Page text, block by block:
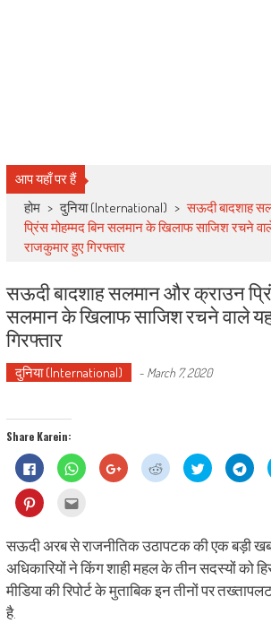
आप यहाँ पर हैं
होम > दुनिया (International) > सऊदी बादशाह
प्रिंस मोहम्मद बिन सलमान के खिलाफ साजिश रचने
राजकुमार हुए गिरफ्तार
सऊदी बादशाह सलमान और क्राउन
सलमान के खिलाफ साजिश रचने वाले
गिरफ्तार
दुनिया (International) - March 7, 2020
Share Karein:
Click
to
share
on
Facebook
(Opens
new
window)
Click
to
share
new
window)
Click
to
share
new
window)
Click
to
share
new
window)
Click
to
share
new
window)
Click
to
new
Click
to
Pinterest
(Opens
in
new
window)
to
a
friend
(Opens
in
new
सऊदी अरब से राजनीतिक उठापटक की एक बड़ी
अधिकारियों ने किंग शाही महल के तीन सदस्यों को
मीडिया की रिपोर्ट के मुताबिक इन तीनों पर
है.